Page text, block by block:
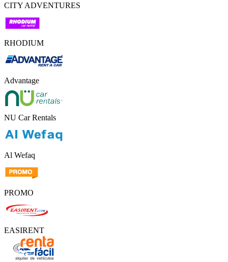
CITY ADVENTURES
RHODIUM
Advantage
NU Car Rentals
Al Wefaq
PROMO
EASIRENT